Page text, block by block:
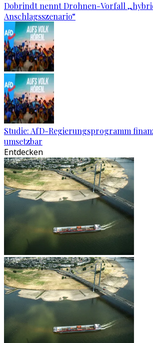
Dobrindt nennt Drohnen-Vorfall
Anschlagsszenario“
Studie: AfD-Regierungsprogramm
umsetzbar
Entdecken